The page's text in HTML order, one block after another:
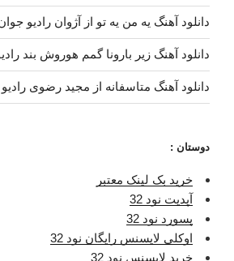
دانلود آهنگ یه من یه تو از آژوان رادیو
دانلود آهنگ زیر بارونا گمم هوروش بند
دانلود آهنگ متاسفانه از مجید رضوی
دوستان :
خرید بک لینک معتبر
آپدیت نود 32
پسورد نود 32
اوکلی لایسنس رایگان نود 32
خرید لایسنس نود 32